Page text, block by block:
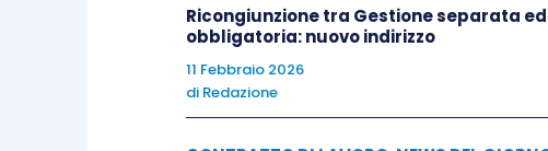
Ricongiunzione tra Gestione separata
obbligatoria: nuovo indirizzo
11 Febbraio 2026
di Redazione